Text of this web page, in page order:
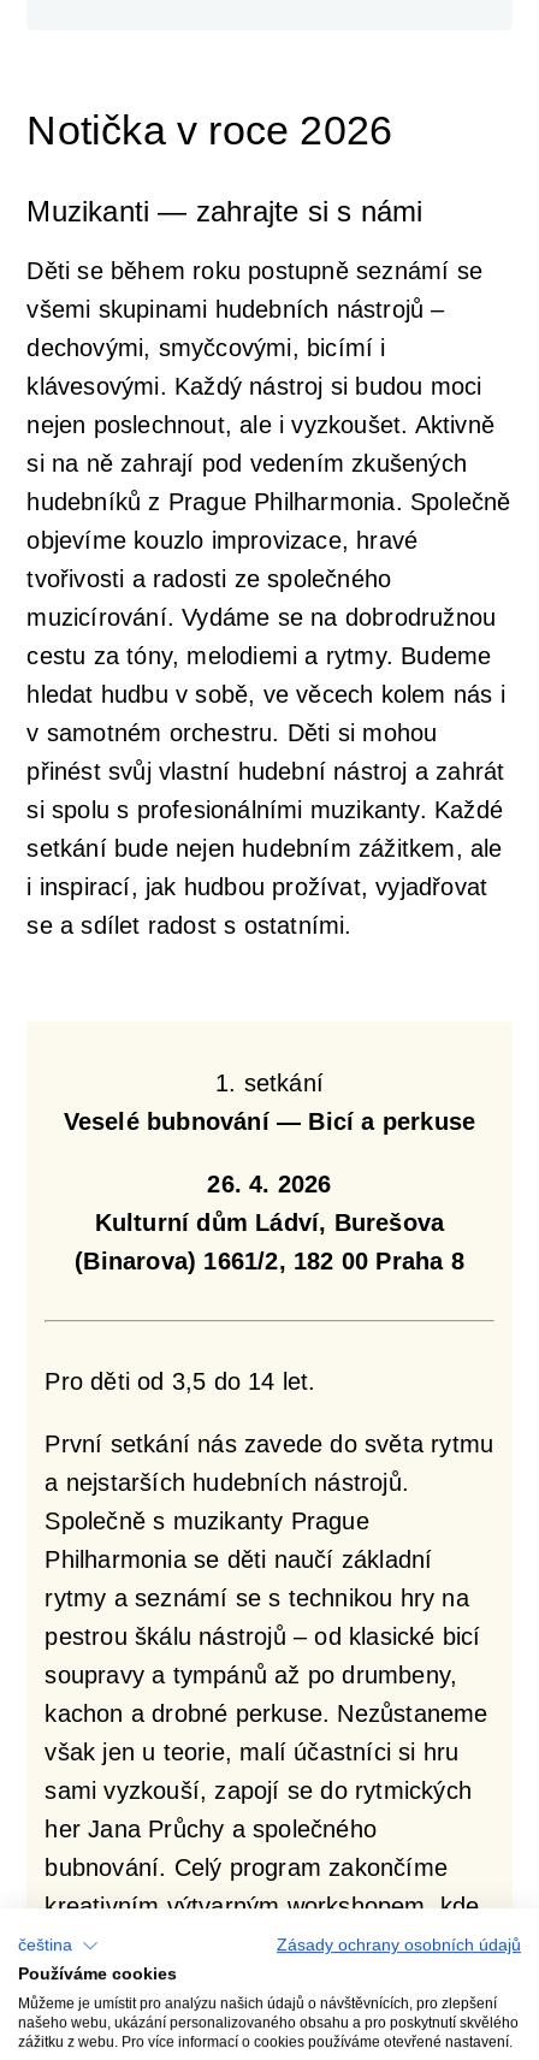
Notička v roce 2026
Muzikanti — zahrajte si s námi
Děti se během roku postupně seznámí se
všemi skupinami hudebních nástrojů –
dechovými, smyčcovými, bicímí i
klávesovými. Každý nástroj si budou moci
nejen poslechnout, ale i vyzkoušet. Aktivně
si na ně zahrají pod vedením zkušených
hudebníků z Prague Philharmonia. Společně
objevíme kouzlo improvizace, hravé
tvořivosti a radosti ze společného
muzicírování. Vydáme se na dobrodružnou
cestu za tóny, melodiemi a rytmy. Budeme
hledat hudbu v sobě, ve věcech kolem nás i
v samotném orchestru. Děti si mohou
přinést svůj vlastní hudební nástroj a zahrát
si spolu s profesionálními muzikanty. Každé
setkání bude nejen hudebním zážitkem, ale
i inspirací, jak hudbou prožívat, vyjadřovat
se a sdílet radost s ostatními.
1. setkání
Veselé bubnování — Bicí a perkuse
26. 4. 2026
Kulturní dům Ládví, Burešova
(Binarova) 1661/2, 182 00 Praha 8
Pro děti od 3,5 do 14 let.
První setkání nás zavede do světa rytmu
a nejstarších hudebních nástrojů.
Společně s muzikanty Prague
Philharmonia se děti naučí základní
rytmy a seznámí se s technikou hry na
pestrou škálu nástrojů – od klasické bicí
soupravy a tympánů až po drumbeny,
kachon a drobné perkuse. Nezůstaneme
však jen u teorie, malí účastníci si hru
sami vyzkouší, zapojí se do rytmických
her Jana Průchy a společného
bubnování. Celý program zakončíme
kreativním výtvarným workshopem, kde
si děti vyzdobí vlastní perkusní nástroj
nebo drumben.
čeština
Zásady ochrany osobních údajů
Používáme cookies
Můžeme je umístit pro analýzu našich údajů o návštěvnících, pro zlepšení
našeho webu, ukázání personalizovaného obsahu a pro poskytnutí skvělého
zážitku z webu. Pro více informací o cookies používáme otevřené nastavení.